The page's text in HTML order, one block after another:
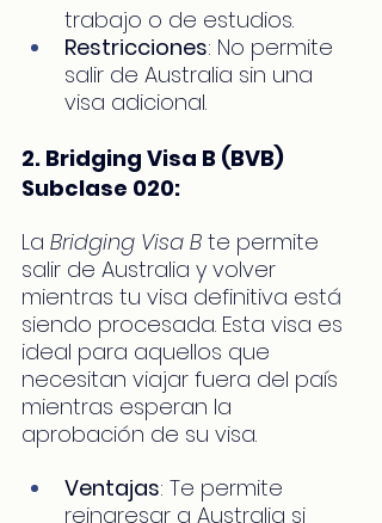
trabajo o de estudios.
Restricciones: No permite
salir de Australia sin una
visa adicional.
2. Bridging Visa B (BVB)
Subclase 020:
La Bridging Visa B te permite
salir de Australia y volver
mientras tu visa definitiva está
siendo procesada. Esta visa es
ideal para aquellos que
necesitan viajar fuera del país
mientras esperan la
aprobación de su visa.
Ventajas: Te permite
reingresar a Australia si